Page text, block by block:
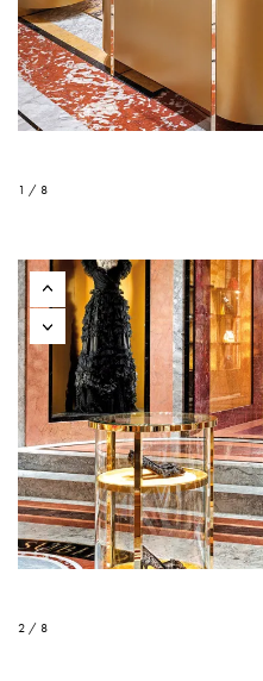
1 / 8
2 / 8